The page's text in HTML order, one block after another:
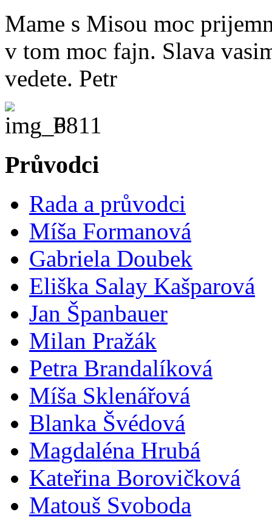
Mame s Misou moc
v tom moc fajn. Slava
vedete. Petr
P
Průvodci
Rada a průvodci
Míša Formanová
Gabriela Doubek
Eliška Salay Kašparová
Jan Španbauer
Milan Pražák
Petra Brandalíková
Míša Sklenářová
Blanka Švédová
Magdaléna Hrubá
Kateřina Borovičková
Matouš Svoboda